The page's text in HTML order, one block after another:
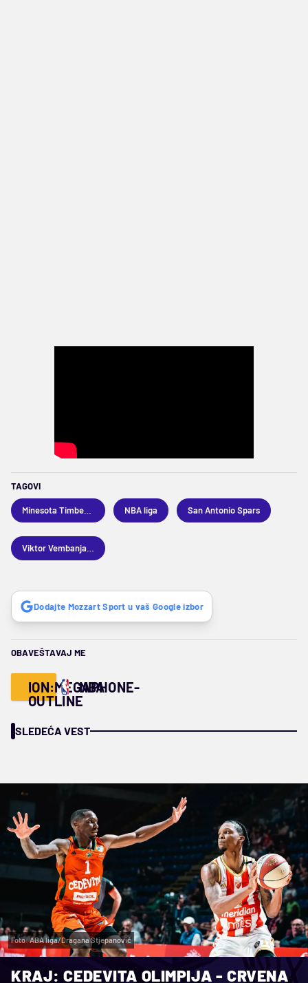
TAGOVI
Minesota Timbervulvs NBA liga San Antonio Spars
Viktor Vembanjama
Dodajte Mozzart Sport u vaš Google izbor
OBAVEŠTAVAJ ME
ION:MEGAPHONE-
OUTLINE
NBA
SLEDEĆA VEST
Foto: ABA liga/Dragana Stjepanović
KRAJ: CEDEVITA OLIMPIJA - CRVENA